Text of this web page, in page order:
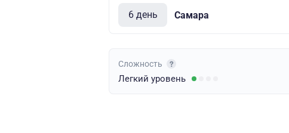
6 день Самара
Сложность
Легкий уровень